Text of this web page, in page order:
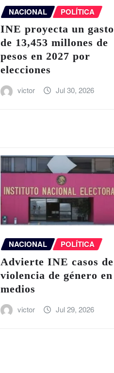
NACIONAL POLÍTICA
INE proyecta un gasto
de 13,453 millones de
pesos en 2027 por
elecciones
victor Jul 30, 2026
NACIONAL POLÍTICA
Advierte INE casos de
violencia de género en
medios
victor Jul 29, 2026